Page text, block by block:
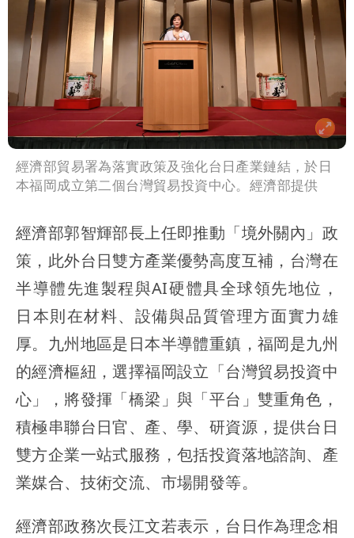
經濟部貿易署為落實政策及強化台日產業鏈結，於日
本福岡成立第二個台灣貿易投資中心。經濟部提供
經濟部郭智輝部長上任即推動「境外關內」政
策，此外台日雙方產業優勢高度互補，台灣在
半導體先進製程與AI硬體具全球領先地位，
日本則在材料、設備與品質管理方面實力雄
厚。九州地區是日本半導體重鎮，福岡是九州
的經濟樞紐，選擇福岡設立「台灣貿易投資中
心」，將發揮「橋梁」與「平台」雙重角色，
積極串聯台日官、產、學、研資源，提供台日
雙方企業一站式服務，包括投資落地諮詢、產
業媒合、技術交流、市場開發等。
經濟部政務次長江文若表示，台日作為理念相